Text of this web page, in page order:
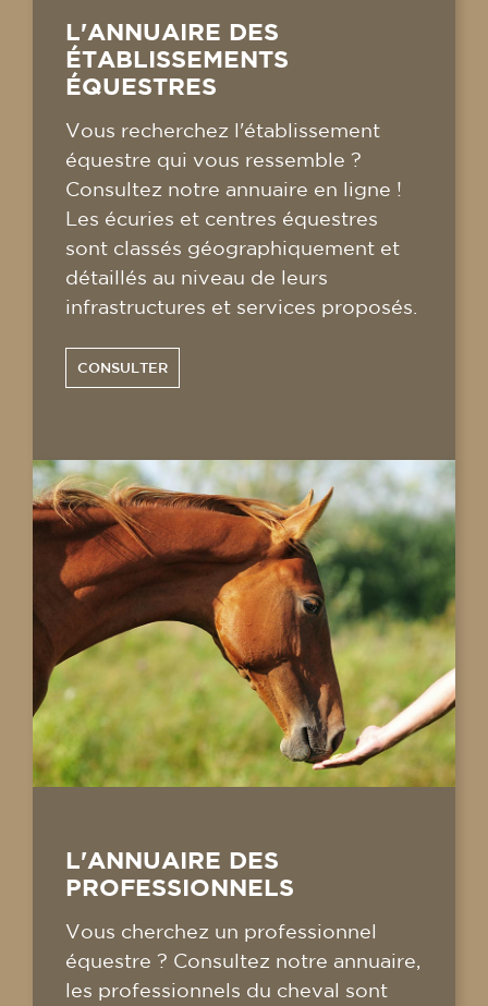
L'ANNUAIRE DES
ÉTABLISSEMENTS
ÉQUESTRES
Vous recherchez l'établissement
équestre qui vous ressemble ?
Consultez notre annuaire en ligne !
Les écuries et centres équestres
sont classés géographiquement et
détaillés au niveau de leurs
infrastructures et services proposés.
CONSULTER
L'ANNUAIRE DES
PROFESSIONNELS
Vous cherchez un professionnel
équestre ? Consultez notre annuaire,
les professionnels du cheval sont